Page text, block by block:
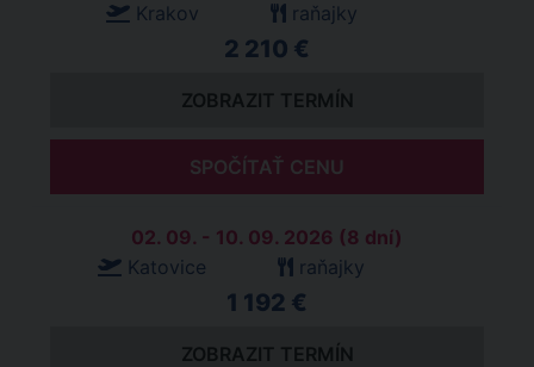
Krakov
raňajky
2 210 €
ZOBRAZIT TERMÍN
SPOČÍTAŤ CENU
02. 09. - 10. 09. 2026 (8 dní)
Katovice
raňajky
1 192 €
ZOBRAZIT TERMÍN